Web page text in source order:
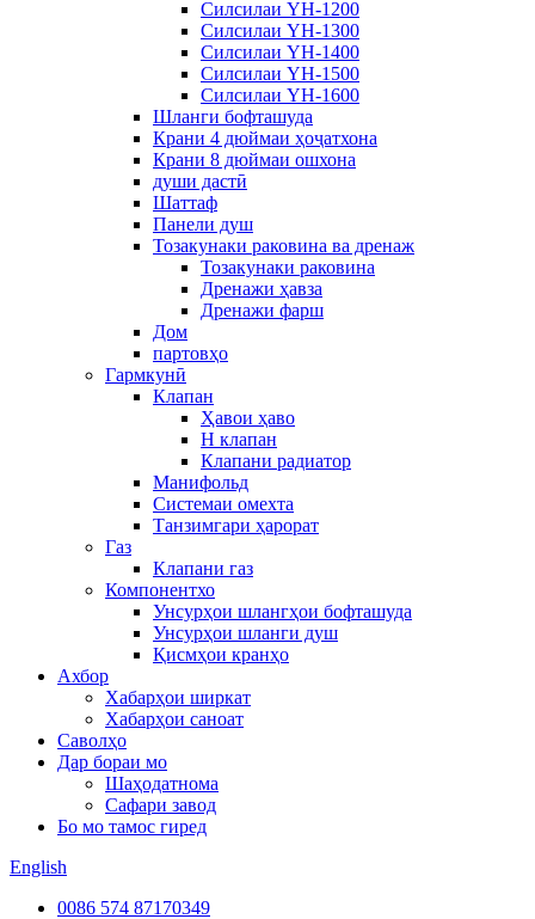
Силсилаи YH-1200
Силсилаи YH-1300
Силсилаи YH-1400
Силсилаи YH-1500
Силсилаи YH-1600
Шланги бофташуда
Крани 4 дюймаи ҳоҷатхона
Крани 8 дюймаи ошхона
души дастӣ
Шаттаф
Панели душ
Тозакунаки раковина ва дренаж
Тозакунаки раковина
Дренажи ҳавза
Дренажи фарш
Дом
партовҳо
Гармкунӣ
Клапан
Ҳавои ҳаво
H клапан
Клапани радиатор
Манифольд
Системаи омехта
Танзимгари ҳарорат
Газ
Клапани газ
Компонентхо
Унсурҳои шлангҳои бофташуда
Унсурҳои шланги душ
Қисмҳои кранҳо
Ахбор
Хабарҳои ширкат
Хабарҳои саноат
Саволҳо
Дар бораи мо
Шаҳодатнома
Сафари завод
Бо мо тамос гиред
English
0086 574 87170349